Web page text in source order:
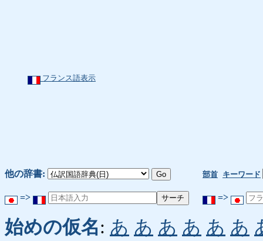
フランス語表示
他の辞書: 部首 キーワード
=> =>
始めの仮名: あ あ あ あ あ あ